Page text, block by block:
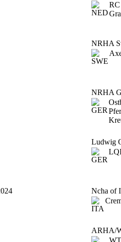
NRHA
NRHA
Ludwig
Ncha of
ARHA/